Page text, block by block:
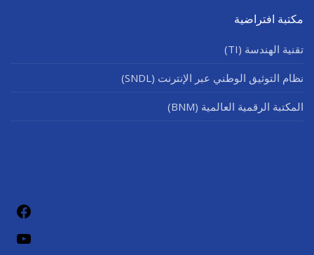
مكتبة افتراضية
تقنية الهندسة (TI)
نظام التوثيق الوطني عبر الإنترنت (SNDL)
المكتبة الرقمية العالمية (BNM)